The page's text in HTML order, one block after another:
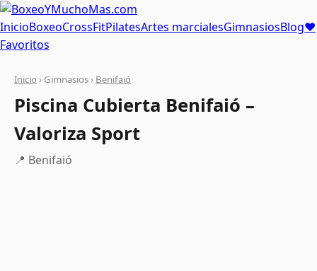
InicioBoxeoCrossFitPilatesArtes marcialesGimnasiosBlog❤
Favoritos
Inicio › Gimnasios › Benifaió
Piscina Cubierta Benifaió –
Valoriza Sport
📍 Benifaió